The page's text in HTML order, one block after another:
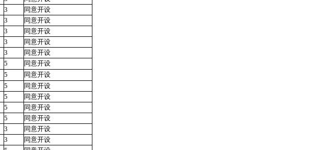
3
同意开设
3
同意开设
3
同意开设
3
同意开设
3
同意开设
5
同意开设
5
同意开设
5
同意开设
5
同意开设
5
同意开设
5
同意开设
3
同意开设
3
同意开设